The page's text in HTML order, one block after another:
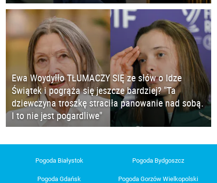
Ewa Woydyłło TŁUMACZY SIĘ ze słów o Idze
Świątek i pogrąża się jeszcze bardziej? "Ta
dziewczyna troszkę straciła panowanie nad sobą.
I to nie jest pogardliwe"
Pogoda Białystok Pogoda Bydgoszcz
Pogoda Gdańsk
Pogoda Gorzów Wielkopolski